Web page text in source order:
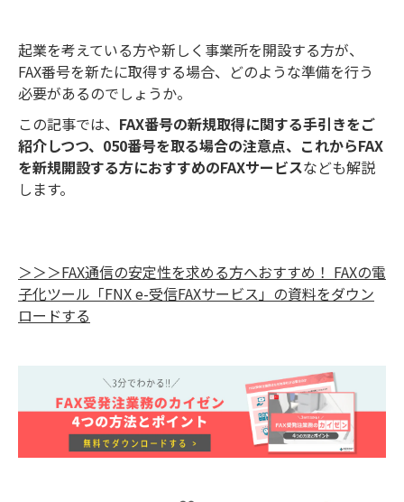
起業を考えている方や新しく事業所を開設する方が、
FAX番号を新たに取得する場合、どのような準備を行う
必要があるのでしょうか。
この記事では、 FAX番号の新規取得に関する手引きをご
紹介しつつ、050番号を取る場合の注意点、これからFAX
を新規開設する方におすすめのFAXサービスなども解説
します。
＞＞＞FAX通信の安定性を求める方へおすすめ！ FAXの電
子化ツール「FNX e-受信FAXサービス」の資料をダウン
ロードする